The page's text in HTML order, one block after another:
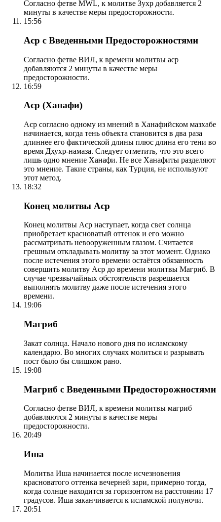
Согласно фетве MWL, к молитве Зухр добавляется 2
минуты в качестве меры предосторожности.
15:56
Аср с Введенными Предосторожностями
Согласно фетве ВИЛ, к времени молитвы аср
добавляются 2 минуты в качестве меры
предосторожности.
16:59
Аср (Ханафи)
Аср согласно одному из мнений в Ханафийском мазхабе
начинается, когда тень объекта становится в два раза
длиннее его фактической длины плюс длина его тени во
время Дхухр-намаза. Следует отметить, что это всего
лишь одно мнение Ханафи. Не все Ханафиты разделяют
это мнение. Такие страны, как Турция, не используют
этот метод.
18:32
Конец молитвы Аср
Конец молитвы Аср наступает, когда свет солнца
приобретает красноватый оттенок и его можно
рассматривать невооруженным глазом. Считается
грешным откладывать молитву за этот момент. Однако
после истечения этого времени остаётся обязанность
совершить молитву Аср до времени молитвы Магриб. В
случае чрезвычайных обстоятельств разрешается
выполнять молитву даже после истечения этого
времени.
19:06
Магриб
Закат солнца. Начало нового дня по исламскому
календарю. Во многих случаях молиться и разрывать
пост было бы слишком рано.
19:08
Магриб с Введенными Предосторожностями
Согласно фетве ВИЛ, к времени молитвы магриб
добавляются 2 минуты в качестве меры
предосторожности.
20:49
Иша
Молитва Иша начинается после исчезновения
красноватого оттенка вечерней зари, примерно тогда,
когда солнце находится за горизонтом на расстоянии 17
градусов. Иша заканчивается к исламской полуночи.
20:51